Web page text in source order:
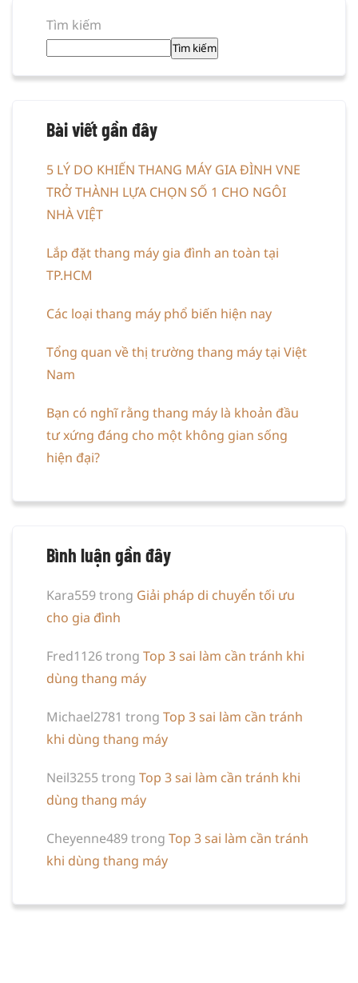
Tìm kiếm
Tìm kiếm
Bài viết gần đây
5 LÝ DO KHIẾN THANG MÁY GIA ĐÌNH VNE
TRỞ THÀNH LỰA CHỌN SỐ 1 CHO NGÔI
NHÀ VIỆT
Lắp đặt thang máy gia đình an toàn tại
TP.HCM
Các loại thang máy phổ biến hiện nay
Tổng quan về thị trường thang máy tại Việt
Nam
Bạn có nghĩ rằng thang máy là khoản đầu
tư xứng đáng cho một không gian sống
hiện đại?
Bình luận gần đây
Kara559trong Giải pháp di chuyển tối ưu
cho gia đình
Fred1126trong Top 3 sai làm cần tránh khi
dùng thang máy
Michael2781 trong Top 3 sai làm cần tránh
khi dùng thang máy
Neil3255 trong Top 3 sai làm cần tránh khi
dùng thang máy
Cheyenne489trong Top 3 sai làm cần tránh
khi dùng thang máy